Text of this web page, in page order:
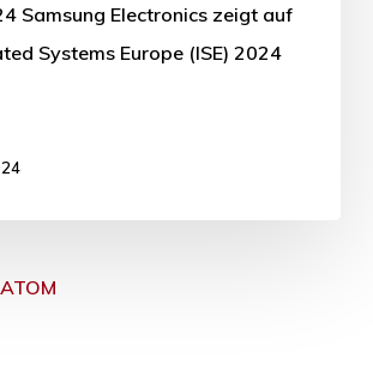
Samsung Electronics zeigt auf
Systems Europe (ISE) 2024
ATOM